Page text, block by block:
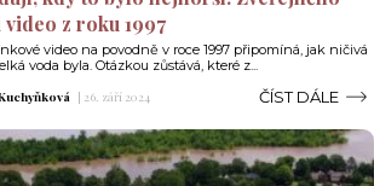
z roku 1997
video na povodně v roce 1997 připomíná, jak ničivá
voda byla. Otázkou zůstává, které z...
| 26. září 2024 ČÍST DÁLE